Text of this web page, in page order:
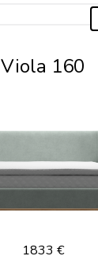
Viola 160
1833 €